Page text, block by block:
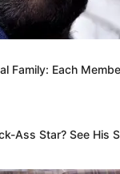
Family: Each
Ass Star? See His